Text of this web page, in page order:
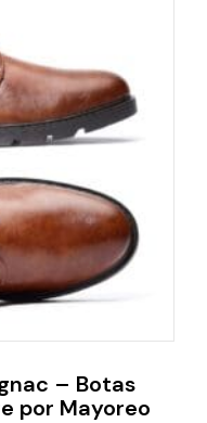
– Botas
por Mayoreo